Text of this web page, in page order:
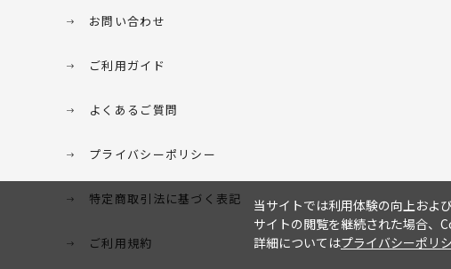
お問い合わせ
ご利用ガイド
よくあるご質問
プライバシーポリシー
特定商取引法に基づく表記
ご利用規約
当サイトでは利用体験の向上およ
サイトの閲覧を継続された場合、
詳細についてはプライバシーポリ